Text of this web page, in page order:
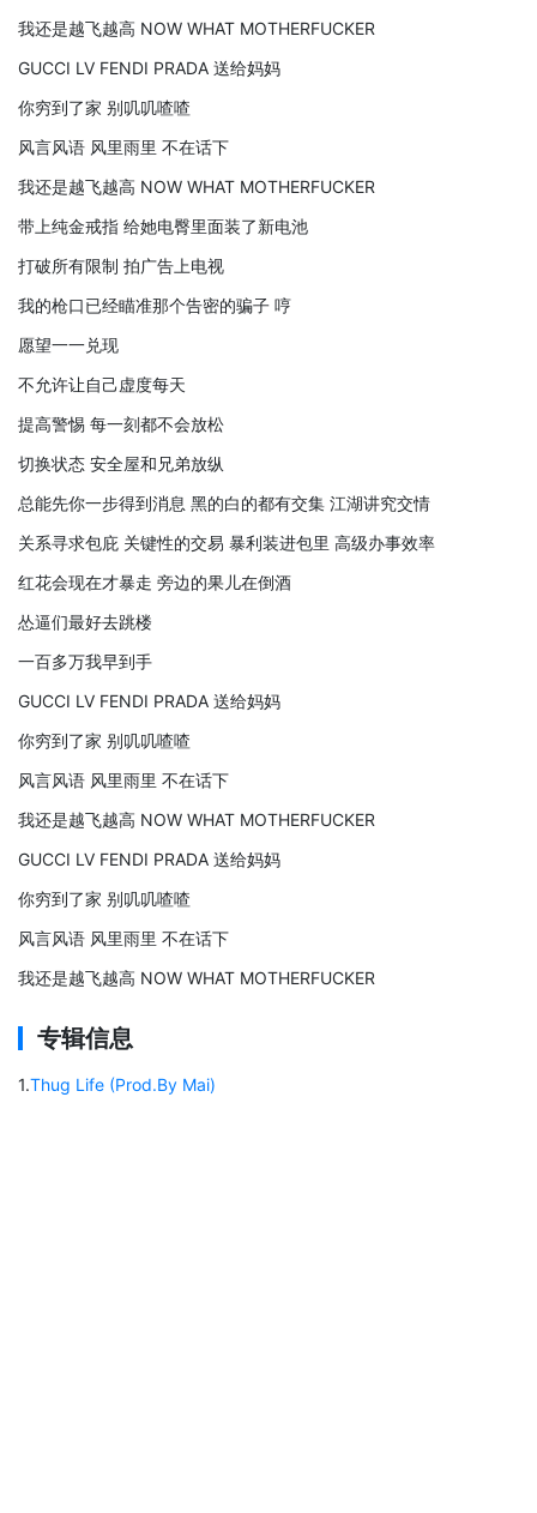
我还是越飞越高 NOW WHAT MOTHERFUCKER
GUCCI LV FENDI PRADA 送给妈妈
你穷到了家 别叽叽喳喳
风言风语 风里雨里 不在话下
我还是越飞越高 NOW WHAT MOTHERFUCKER
带上纯金戒指 给她电臀里面装了新电池
打破所有限制 拍广告上电视
我的枪口已经瞄准那个告密的骗子 哼
愿望一一兑现
不允许让自己虚度每天
提高警惕 每一刻都不会放松
切换状态 安全屋和兄弟放纵
总能先你一步得到消息 黑的白的都有交集 江湖讲究交情
关系寻求包庇 关键性的交易 暴利装进包里 高级办事效率
红花会现在才暴走 旁边的果儿在倒酒
怂逼们最好去跳楼
一百多万我早到手
GUCCI LV FENDI PRADA 送给妈妈
你穷到了家 别叽叽喳喳
风言风语 风里雨里 不在话下
我还是越飞越高 NOW WHAT MOTHERFUCKER
GUCCI LV FENDI PRADA 送给妈妈
你穷到了家 别叽叽喳喳
风言风语 风里雨里 不在话下
我还是越飞越高 NOW WHAT MOTHERFUCKER
专辑信息
1.Thug Life (Prod.By Mai)